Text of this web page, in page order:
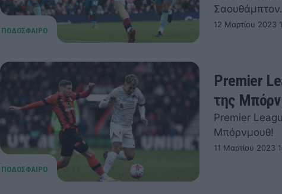
12 Μαρτίου 2023
Premier
της
Premier
Μπόρνμουθ!
11 Μαρτίου 2023